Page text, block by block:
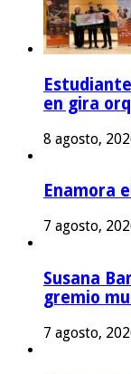
en gira
8 agosto,
Enamora
7 agosto,
Susana
gremio
7 agosto,